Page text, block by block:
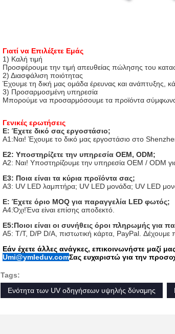
Γιατί να Επιλέξετε Εμάς
1) Καλή τιμή
Προσφέρουμε την τιμή απευθείας πώλησης του
2) Διασφάλιση ποιότητας
Έχουμε τη δική μας ομάδα έρευνας και ανάπτυξης,
3) Προσαρμοσμένη υπηρεσία
Μπορούμε να προσαρμόσουμε τα προϊόντα σύμφωνα
Γενικές ερωτήσεις
Ε: Έχετε δικό σας εργοστάσιο;
Α1:Ναι! Έχουμε το δικό μας εργοστάσιο στο
Ε2: Υποστηρίζετε την υπηρεσία OEM, ODM;
Α2: Ναι! Υποστηρίζουμε την υπηρεσία OEM / ODM για
Ε3: Ποια είναι τα κύρια προϊόντα σας;
Α3: UV LED λαμπτήρα; UV LED μονάδα; UV LED
Ε: Έχετε όριο MOQ για παραγγελία LED φωτός;
Α4:Όχι!Ένα είναι επίσης αποδεκτό.
Ε5:Ποιοι είναι οι συνήθεις όροι πληρωμής για
Α5: T/T, D/P D/A, πιστωτική κάρτα, PayPal.
Εάν έχετε άλλες ανάγκες, επικοινωνήστε μαζί
Umi@ymleduv.comΣας ευχαριστώ για την
Tags:
Ενότητα των UV οδηγήσεων υψηλής δύναμης